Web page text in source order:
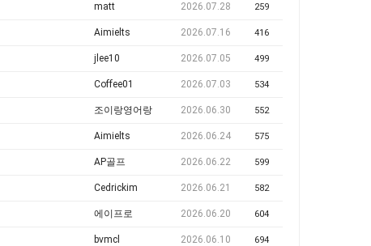
matt 2026.07.28 259
Aimielts 2026.07.16 416
jlee10 2026.07.05 499
Coffee01 2026.07.03 534
조이랑영어랑 2026.06.30 552
Aimielts 2026.06.24 575
AP골프 2026.06.22 599
Cedrickim 2026.06.21 582
에이프로 2026.06.20 604
bvmcl 2026.06.10 694